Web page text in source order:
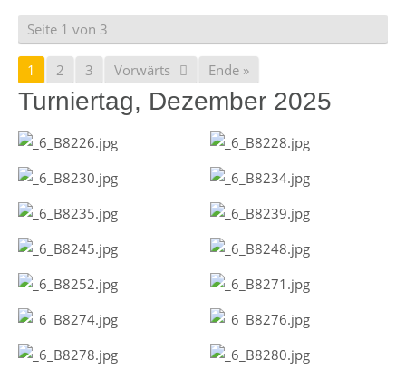
Seite 1 von 3
1 2 3 Vorwärts Ende »
Turniertag, Dezember 2025